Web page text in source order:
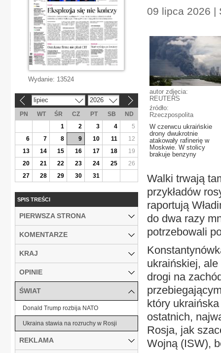
09 lipca 2026 |
autor zdjęcia:
REUTERS
źródło:
Rzeczpospolita
W czerwcu ukraińskie
drony dwukrotnie
atakowały rafinerię w
Moskwie. W stolicy
brakuje benzyny
Walki trwają
przykładów
raportują
do dwa razy
potrzebowali
ukraińskiej,
drogi na
który
ostatnich,
Rosja, jak
Wojną (ISW),
Wydanie: 13524
lipiec 2026
PN WT ŚR CZ PT SB
ND
1
2 3 4
5
6
7 8 9 10 11
12
13
14 15 16 17 18
19
20
21 22 23 24 25
26
27
28 29 30 31
SPIS TREŚCI
PIERWSZA STRONA
KOMENTARZE
KRAJ
OPINIE
ŚWIAT
Donald Trump rozbija NATO
Ukraina stawia na rozruchy w Rosji
REKLAMA